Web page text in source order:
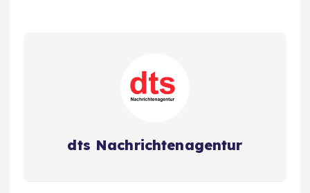
dts Nachrichtenagentur